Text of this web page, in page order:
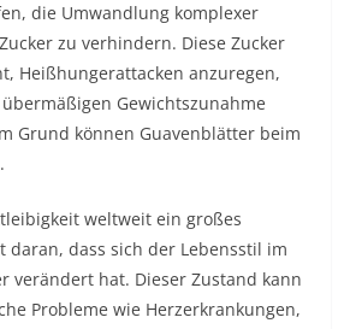
die Umwandlung komplexer
zu verhindern. Diese Zucker
Heißhungerattacken anzuregen,
Gewichtszunahme
Grund können Guavenblätter beim
weltweit ein großes
daran, dass sich der Lebensstil im
verändert hat. Dieser Zustand kann
Probleme wie Herzerkrankungen,